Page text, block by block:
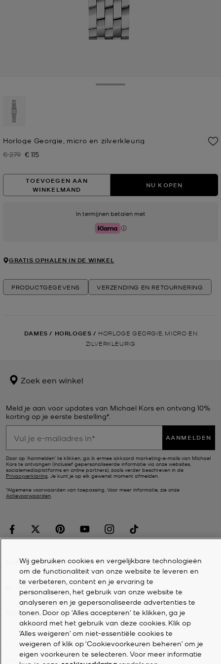
Horloge Georgie, micro en zilverkleurig
Was
€ 279 Nu
€ 115
TOEVOEGEN AAN
WINKELMAND
NU KOPEN
In termijnen betalen met
Klarna
GRATIS OPHALEN IN DE WINKEL
PRODUCTGEGEVENS VERZENDING EN RETOURNERING
DAMES / HORLOGES / HORLOGE GEORGIE, MICRO EN
ZILVERKLEURIG
Zoek een winkel
Meld je aan voor updates van Michael Kors en ontvang 10%
korting op je eerste bestelling*.
AANMELDEN
Door op ‘Aanmelden’ te klikken, ga ik ermee akkoord marketing-e-mails van Michael
Kors te ontvangen (inclusief gepersonaliseerde informatie via onze websites,
socialemediaplatforms en online partners), zoals verder beschreven in de
Privacyverklaring. Je kunt je op elk gewenst moment afmelden.
*Algemene voorwaarden van toepassing. Voor meer informatie, zie onze
Actievoorwaarden.
KLANTENSERVICE
BEDRIJF
2026Michael Kors
Privacyverklaring
Wij gebruiken cookies en vergelijkbare technologieën
om de functionaliteit van onze website te leveren en
te verbeteren, content en je ervaring te
personaliseren, het gebruik van onze website te
analyseren en je gepersonaliseerde advertenties te
tonen. Door op 'Alles accepteren' te klikken, ga je
akkoord met het gebruik van deze cookies. Klik op
‘Alles weigeren’ om niet-essentiële cookies te
weigeren of klik op ‘Cookievoorkeuren beheren’ om je
eigen voorkeuren te selecteren. Voor meer informatie